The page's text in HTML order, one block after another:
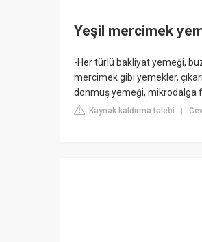
Yeşil mercimek
-Her türlü bakliyat yemeği,
mercimek gibi yemekler,
donmuş yemeği, mikrodalga
Kaynak kaldırma talebi |